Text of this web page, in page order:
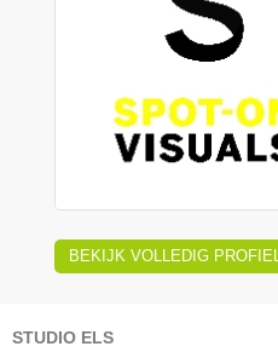
BEKIJK VOLLEDIG PROFIEL
STUDIO ELS